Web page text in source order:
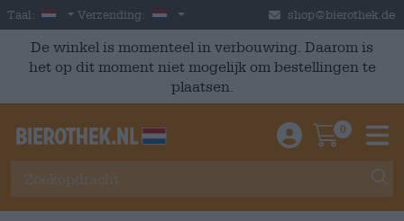
Skip to main content
Taal: Dutch
Verzending: Nederland shop@bierothek.de
De winkel is momenteel in verbouwing. Daarom is
het op dit moment niet mogelijk om bestellingen te
plaatsen.
Einloggen /
0